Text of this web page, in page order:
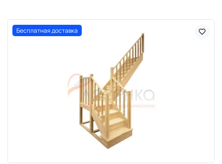
Бесплатная доставка